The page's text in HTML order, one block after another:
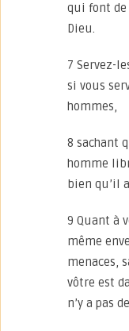
qui font
Dieu.
7 Servez-
si vous
hommes,
8 sachant
homme
bien qu’il
9 Quant à
même
menaces,
vôtre est
n’y a pas